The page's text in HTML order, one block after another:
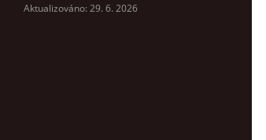
Aktualizováno: 29. 6. 2026